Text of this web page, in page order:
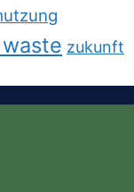
zukunft